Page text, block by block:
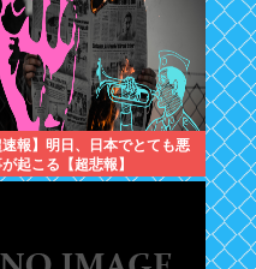
速報】明日、日本でとても悪
起こる【超悲報】